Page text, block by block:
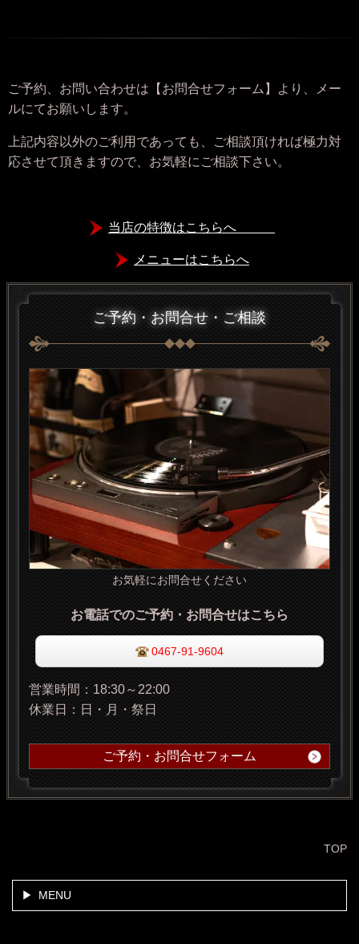
ご予約、お問い合わせは【お問合せフォーム】より、メー
ルにてお願いします。
上記内容以外のご利用であっても、ご相談頂ければ極力対
応させて頂きますので、お気軽にご相談下さい。
当店の特徴はこちらへ
メニューはこちらへ
ご予約・お問合せ・ご相談
お気軽にお問合せください
お電話でのご予約・お問合せはこちら
0467-91-9604
営業時間：18:30～22:00
休業日：日・月・祭日
ご予約・お問合せフォーム
TOP
MENU